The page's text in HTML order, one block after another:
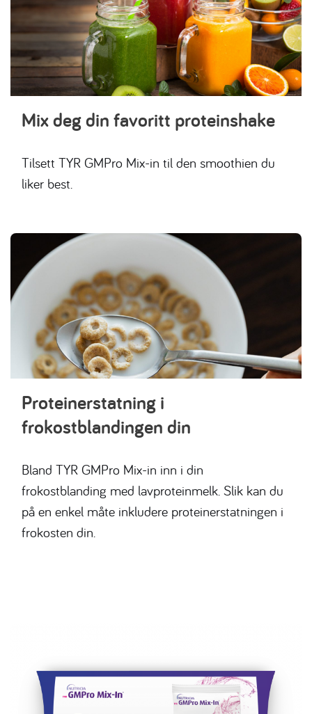
Mix deg din favoritt proteinshake
Tilsett TYR GMPro Mix-in til den smoothien du
liker best.
Proteinerstatning i
frokostblandingen din
Bland TYR GMPro Mix-in inn i din
frokostblanding med lavproteinmelk. Slik kan du
på en enkel måte inkludere proteinerstatningen i
frokosten din.